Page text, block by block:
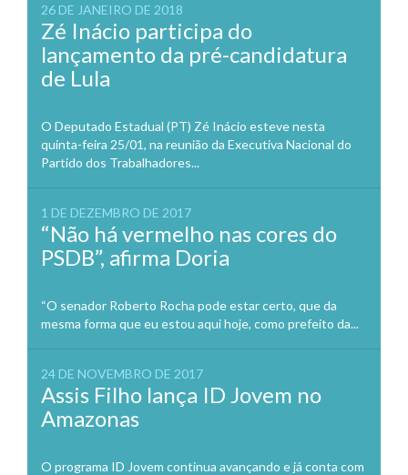
26 DE JANEIRO DE 2018
Zé Inácio participa do
lançamento da pré-candidatura
de Lula
O Deputado Estadual (PT) Zé Inácio esteve nesta
quinta-feira 25/01, na reunião da Executiva Nacional do
Partido dos Trabalhadores...
1 DE DEZEMBRO DE 2017
“Não há vermelho nas cores do
PSDB”, afirma Doria
“O senador Roberto Rocha pode estar certo, que da
mesma forma que eu estou aqui hoje, como prefeito da...
24 DE NOVEMBRO DE 2017
Assis Filho lança ID Jovem no
Amazonas
O programa ID Jovem continua avançando e já conta com